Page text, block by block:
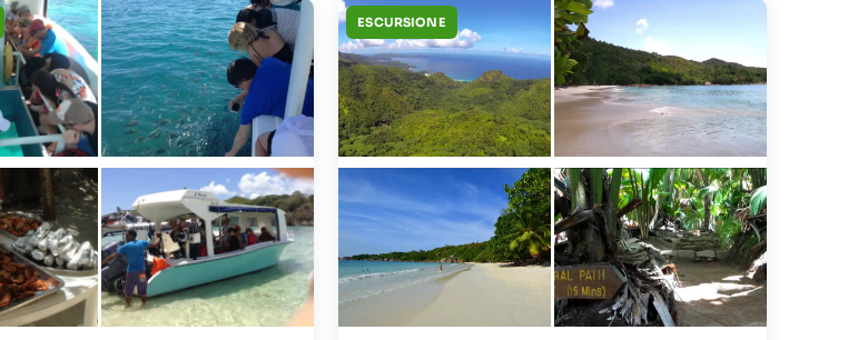
ESCURSIONE